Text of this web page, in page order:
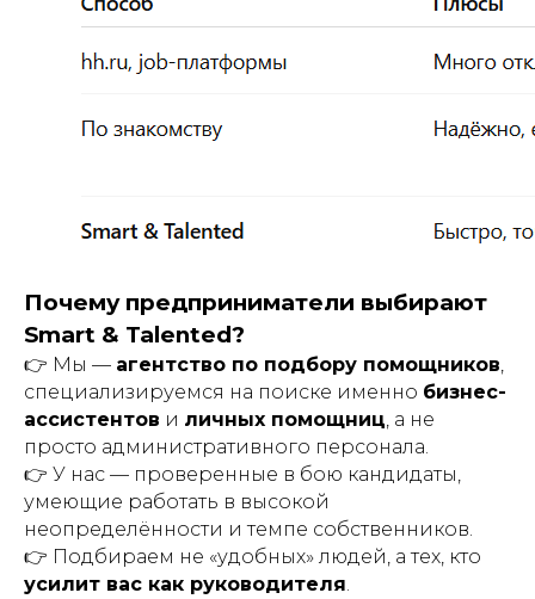
Почему предприниматели выбирают
Smart & Talented?
👉 Мы — агентство по подбору помощников,
специализируемся на поиске именно бизнес-
ассистентов и личных помощниц, а не
просто административного персонала.
👉 У нас — проверенные в бою кандидаты,
умеющие работать в высокой
неопределённости и темпе собственников.
👉 Подбираем не «удобных» людей, а тех, кто
усилит вас как руководителя.